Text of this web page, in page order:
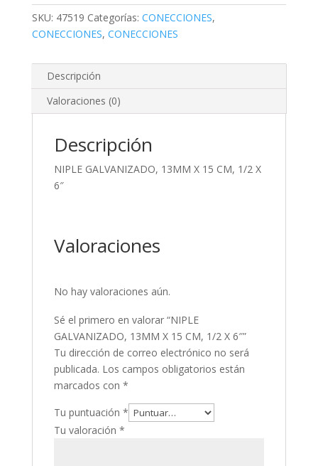
1/2
X
6"
SKU: 47519 Categorías: CONECCIONES,
CONECCIONES, CONECCIONES
Descripción
Valoraciones (0)
Descripción
NIPLE GALVANIZADO, 13MM X 15 CM, 1/2 X
6″
Valoraciones
No hay valoraciones aún.
Sé el primero en valorar “NIPLE
GALVANIZADO, 13MM X 15 CM, 1/2 X 6″”
Tu dirección de correo electrónico no será
publicada. Los campos obligatorios están
marcados con *
Tu puntuación *
Tu valoración *